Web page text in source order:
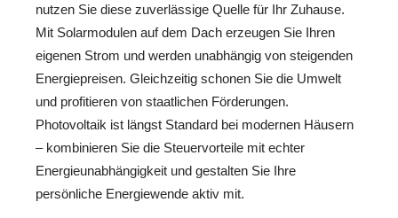
nutzen Sie diese zuverlässige Quelle für Ihr Zuhause.
Mit Solarmodulen auf dem Dach erzeugen Sie Ihren
eigenen Strom und werden unabhängig von steigenden
Energiepreisen. Gleichzeitig schonen Sie die Umwelt
und profitieren von staatlichen Förderungen.
Photovoltaik ist längst Standard bei modernen Häusern
– kombinieren Sie die Steuervorteile mit echter
Energieunabhängigkeit und gestalten Sie Ihre
persönliche Energiewende aktiv mit.